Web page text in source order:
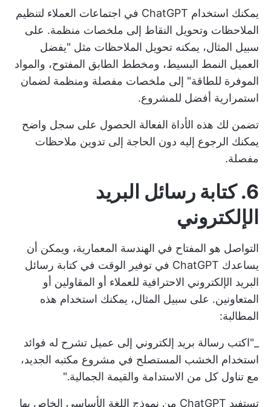
يمكنك استخدام ChatGPT في اجتماعات العملاء لتنظيم
الملاحظات وتحويل النقاط إلى ملخصات منظمة. على
سبيل المثال، يمكنه تحويل الملاحظات مثل "يفضل
العميل النمط البسيط، ومخطط الطابق المفتوح، والمواد
الموفرة للطاقة" إلى ملخصات مفصلة ومنظمة لضمان
استمرارية أفضل للمشروع.
تضمن لك هذه الأداة الفعالة الحصول على سجل واضح
يمكنك الرجوع إليه دون الحاجة إلى تدوين ملاحظات
مفصلة.
6. كتابة رسائل البريد
الإلكتروني
التواصل هو المفتاح في الهندسة المعمارية، ويمكن أن
يساعدك ChatGPT في توفير الوقت في كتابة رسائل
البريد الإلكتروني الاحترافية للعملاء أو المقاولين أو
المتعاونين. على سبيل المثال، يمكنك استخدام هذه
المطالبة:
_"اكتب رسالة بريد إلكتروني إلى عميل تشرح له فوائد
استخدام الخشب المستصلح في مشروع مكتبه الجديد،
مع تناول كل من الاستدامة والقيمة الجمالية."
تستفيد ChatGPT من نموذج اللغة الأساسي الخاص بها